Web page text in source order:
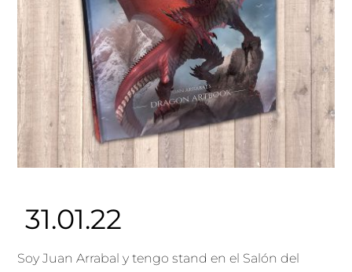
31.01.22
Soy Juan Arrabal y tengo stand en el Salón del